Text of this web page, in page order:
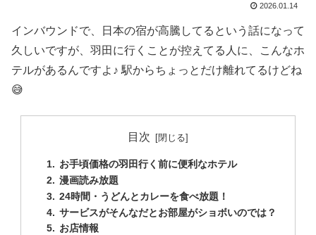
2026.01.14
インバウンドで、日本の宿が高騰してるという話になって
久しいですが、羽田に行くことが控えてる人に、こんなホ
テルがあるんですよ♪ 駅からちょっとだけ離れてるけどね
😅
目次
お手頃価格の羽田行く前に便利なホテル
漫画読み放題
24時間・うどんとカレーを食べ放題！
サービスがそんなだとお部屋がショボいのでは？
お店情報